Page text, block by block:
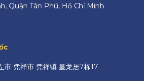
Quận Tân Phú, Hồ Chí Minh
市 凭祥市 凭祥镇 皇龙居7栋17